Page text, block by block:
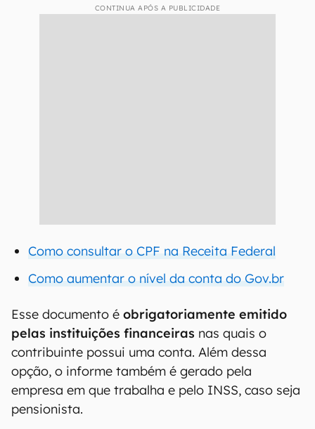
CONTINUA APÓS A PUBLICIDADE
Como consultar o CPF na Receita Federal
Como aumentar o nível da conta do Gov.br
Esse documento é obrigatoriamente emitido
pelas instituições financeiras nas quais o
contribuinte possui uma conta. Além dessa
opção, o informe também é gerado pela
empresa em que trabalha e pelo INSS, caso seja
pensionista.